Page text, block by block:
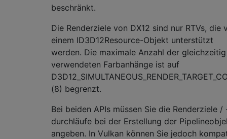
beschränkt.
Die Renderziele von DX12 sind nur RTVs, die
einem ID3D12Resource-Objekt unterstützt
werden. Die maximale Anzahl der gleichzeitig
verwendeten Farbanhänge ist auf
(8) begrenzt.
Bei beiden APIs müssen Sie die Renderziele /
durchläufe bei der Erstellung der
angeben. In Vulkan können Sie jedoch